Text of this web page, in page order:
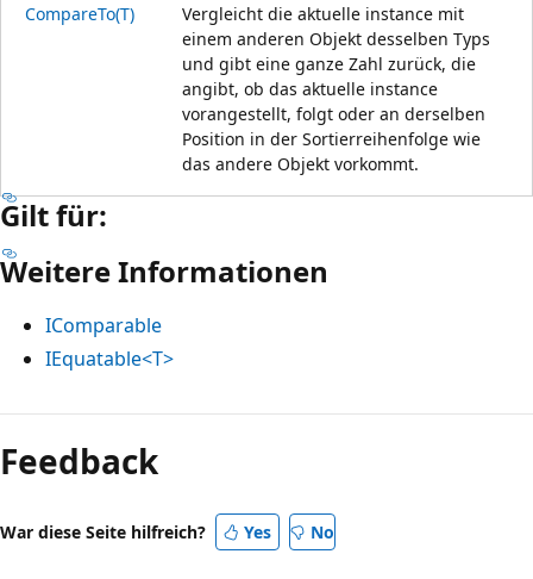
CompareTo(T)
Vergleicht die aktuelle instance mit
einem anderen Objekt desselben Typs
und gibt eine ganze Zahl zurück, die
angibt, ob das aktuelle instance
vorangestellt, folgt oder an derselben
Position in der Sortierreihenfolge wie
das andere Objekt vorkommt.
Gilt für:
Weitere Informationen
IComparable
IEquatable<T>
Feedback
War diese Seite hilfreich? Yes No